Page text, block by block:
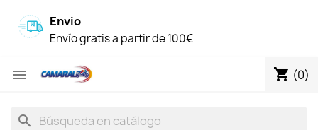
Envio
Envío gratis a partir de 100€
 shopping_cart (0)
search